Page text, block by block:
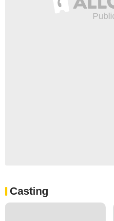
Casting